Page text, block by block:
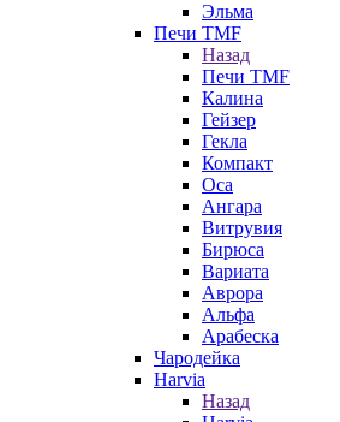
Эльма
Печи TMF
Назад
Печи TMF
Калина
Гейзер
Гекла
Компакт
Оса
Ангара
Витрувия
Бирюса
Вариата
Аврора
Альфа
Арабеска
Чародейка
Harvia
Назад